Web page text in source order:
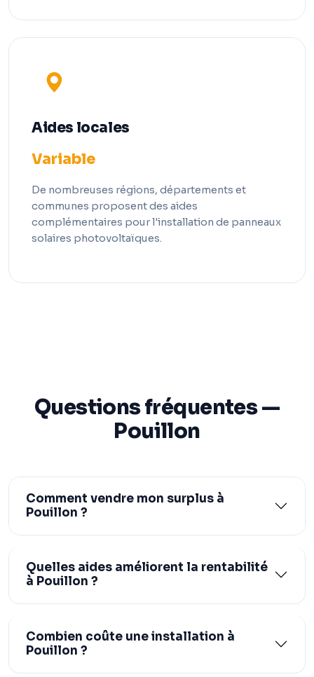
Aides locales
Variable
De nombreuses régions, départements et
communes proposent des aides
complémentaires pour l'installation de panneaux
solaires photovoltaïques.
Questions fréquentes —
Pouillon
Comment vendre mon surplus à
Pouillon ?
Quelles aides améliorent la rentabilité
à Pouillon ?
Combien coûte une installation à
Pouillon ?